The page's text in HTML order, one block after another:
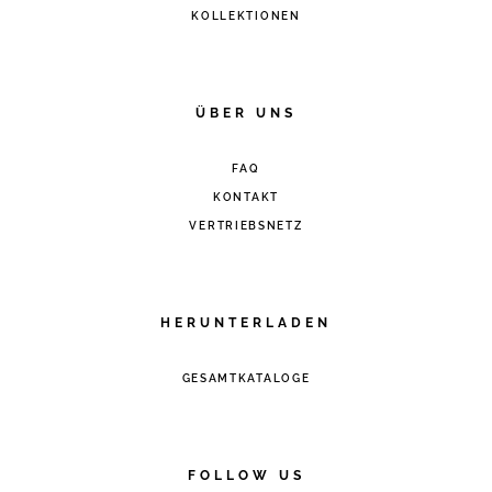
KOLLEKTIONEN
ÜBER UNS
FAQ
KONTAKT
VERTRIEBSNETZ
HERUNTERLADEN
GESAMTKATALOGE
FOLLOW US